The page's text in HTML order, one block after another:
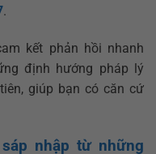
.
kết phản hồi nhanh
định hướng pháp lý
giúp bạn có căn cứ
nhập từ những